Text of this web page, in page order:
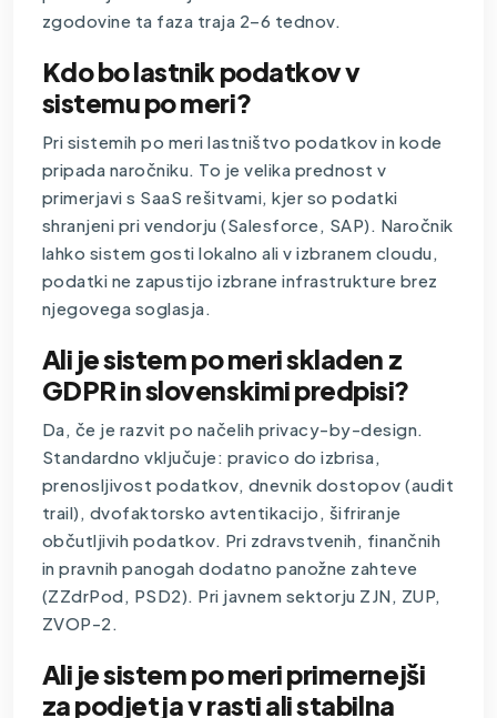
zgodovine ta faza traja 2–6 tednov.
Kdo bo lastnik podatkov v
sistemu po meri?
Pri sistemih po meri lastništvo podatkov in kode
pripada naročniku. To je velika prednost v
primerjavi s SaaS rešitvami, kjer so podatki
shranjeni pri vendorju (Salesforce, SAP). Naročnik
lahko sistem gosti lokalno ali v izbranem cloudu,
podatki ne zapustijo izbrane infrastrukture brez
njegovega soglasja.
Ali je sistem po meri skladen z
GDPR in slovenskimi predpisi?
Da, če je razvit po načelih privacy-by-design.
Standardno vključuje: pravico do izbrisa,
prenosljivost podatkov, dnevnik dostopov (audit
trail), dvofaktorsko avtentikacijo, šifriranje
občutljivih podatkov. Pri zdravstvenih, finančnih
in pravnih panogah dodatno panožne zahteve
(ZZdrPod, PSD2). Pri javnem sektorju ZJN, ZUP,
ZVOP-2.
Ali je sistem po meri primernejši
za podjetja v rasti ali stabilna